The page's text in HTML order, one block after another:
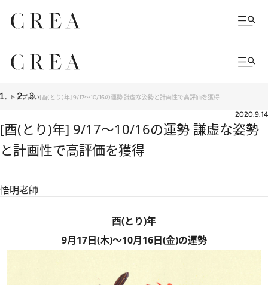
トップ占い[酉(とり)年] 9/17〜10/16の運勢 謙虚な姿勢と計画性で高評価を獲得
2020.9.14
[酉(とり)年] 9/17〜10/16の運勢 謙虚な姿勢
と計画性で高評価を獲得
悟明老師
酉(とり)年
9月17日(木)～10月16日(金)の運勢